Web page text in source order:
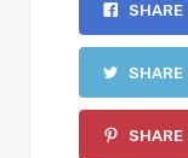
SHARE
SHARE
SHARE